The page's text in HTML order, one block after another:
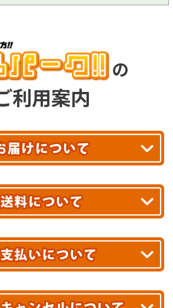
の
利用案内
翌日お届け!
エリアが対象です。
届け日の確認はこちら▶
配送遅延が生じる可能性がございます。
離島はお届けできません。
送料無料!
満 全国一律1,100円(税込)
配送業者
レジットカード